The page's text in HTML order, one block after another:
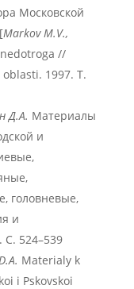
Московской
Markov M.V.,
//
1997. T.
Д.А. Материалы
и
головневые,
и
С. 524–539
.A. Materialy k
i Pskovskoi